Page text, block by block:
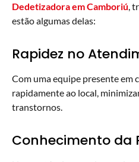
Dedetizadora em Camboriú,
estão algumas delas:
Rapidez no
Com uma equipe presente em
rapidamente ao local,
transtornos.
Conhecimento da